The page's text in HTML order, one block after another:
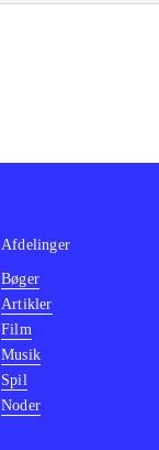
Afdelinger
Bøger
Artikler
Film
Musik
Spil
Noder